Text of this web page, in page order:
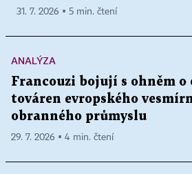
31. 7. 2026 ▪ 5 min. čtení
ANALÝZA
Francouzi bojují s ohněm o
továren evropského
obranného průmyslu
29. 7. 2026 ▪ 4 min. čtení